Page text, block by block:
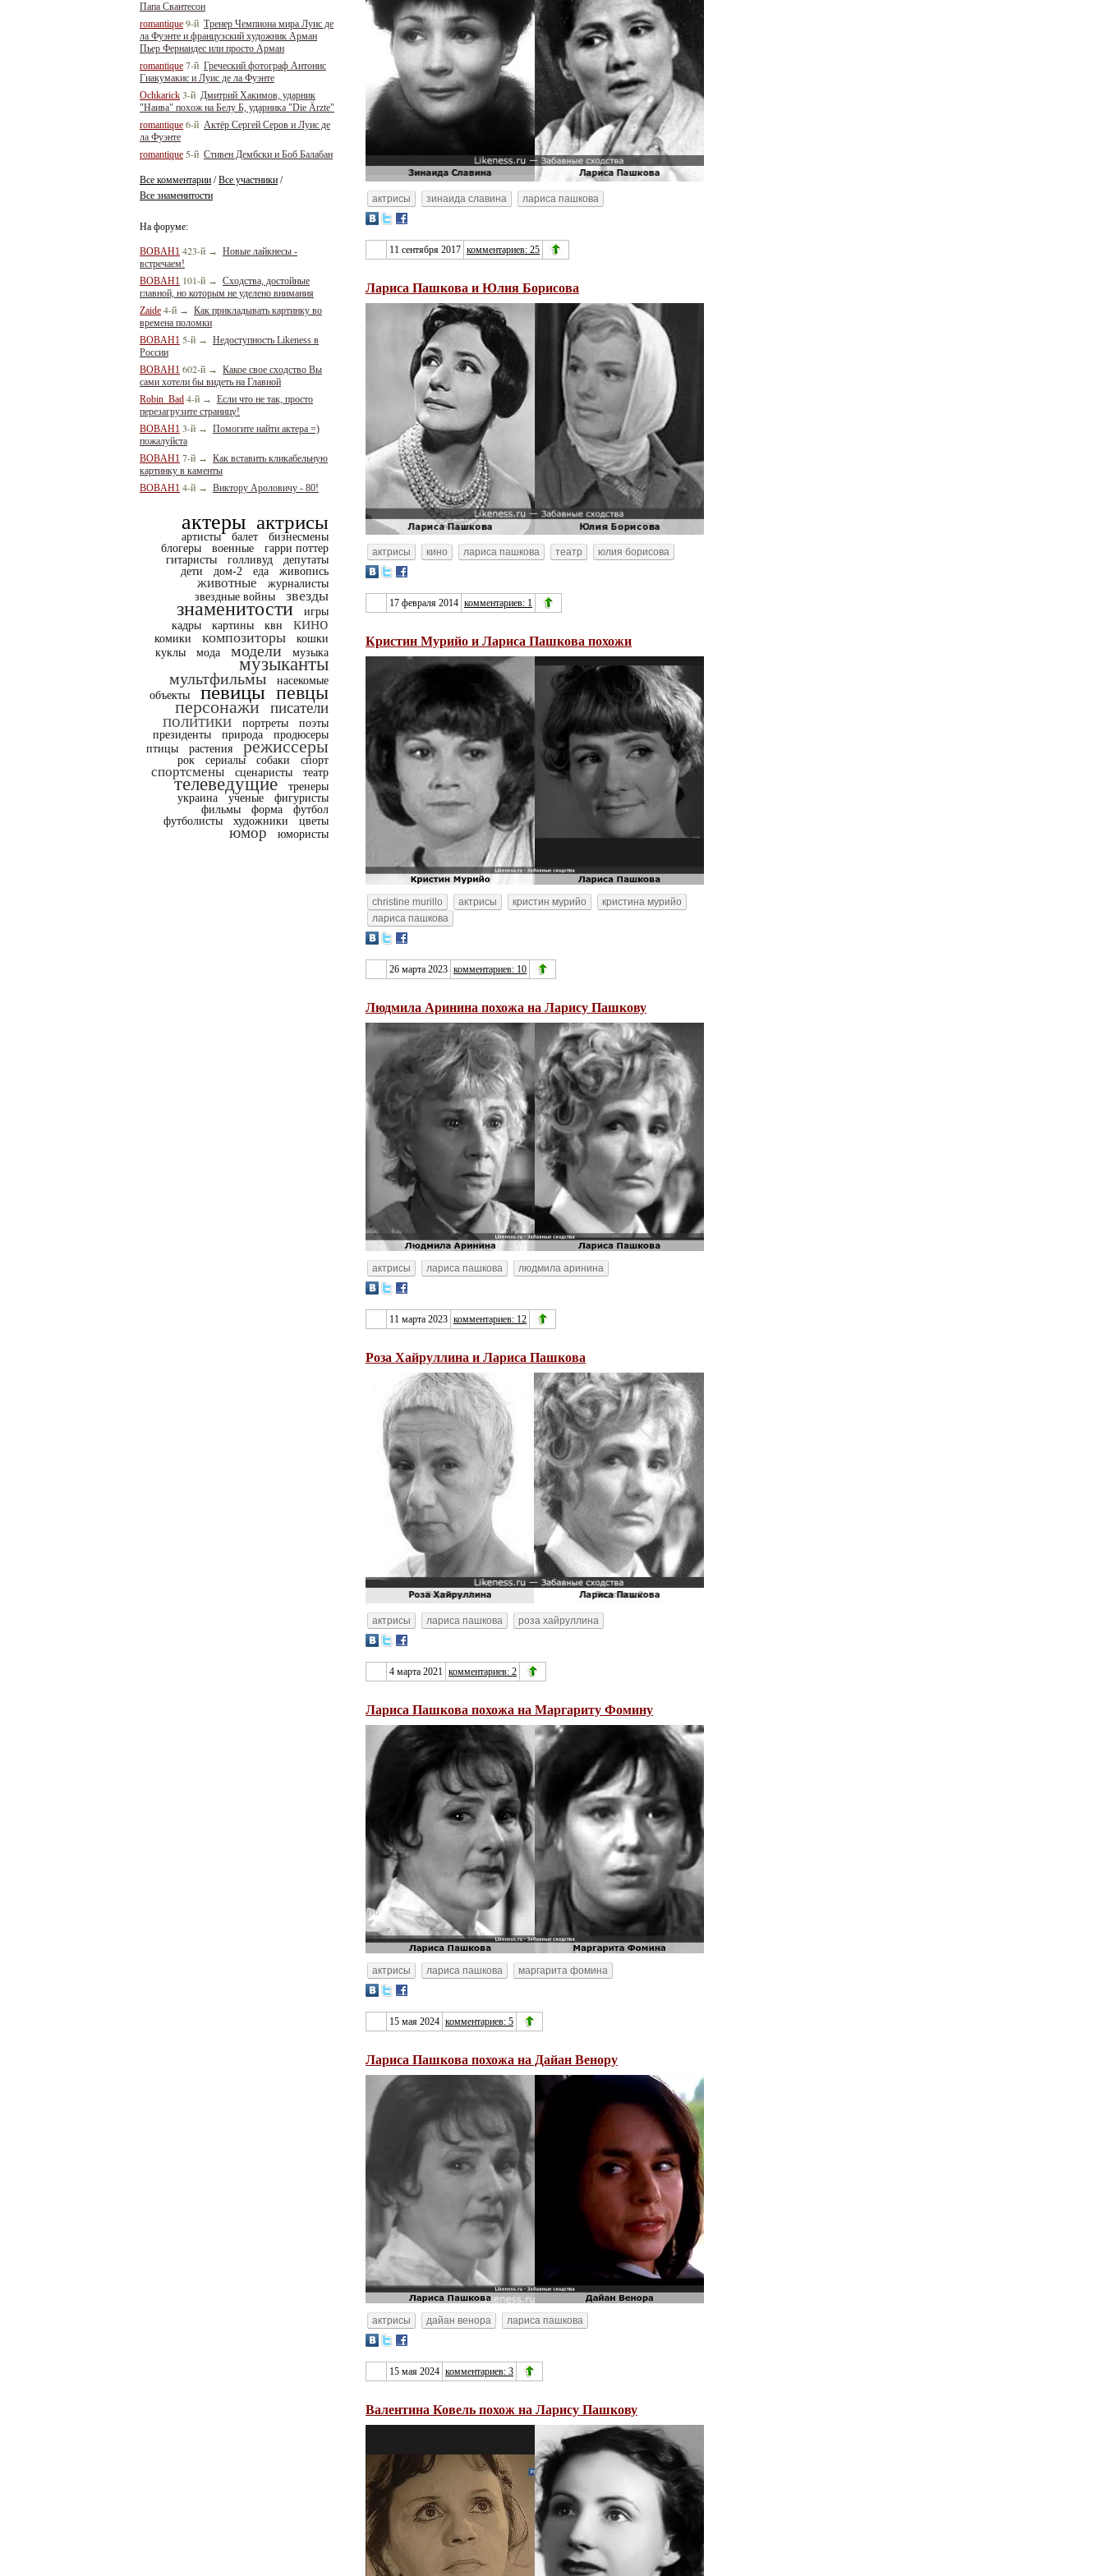
Папа Свантесон
romantique 9-й Тренер Чемпиона мира Луис де
ла Фуэнте и французский художник Арман
Пьер Фернандес или просто Арман
romantique 7-й Греческий фотограф Антонис
Гиакумакис и Луис де ла Фуэнте
Ochkarick 3-й Дмитрий Хакимов, ударник
"Наива" похож на Белу Б, ударника "Die Ärzte"
romantique 6-й Актёр Сергей Серов и Луис де
ла Фуэнте
romantique 5-й Стивен Дембски и Боб Балабан
Все комментарии /Все участники /
Все знаменитости
На форуме:
BOBAH1 423-й → Новые лайкнесы -
встречаем!
BOBAH1 101-й → Сходства, достойные
главной, но которым не уделено внимания
Zaide 4-й → Как прикладывать картинку во
времена поломки
BOBAH1 5-й → Недоступность Likeness в
России
BOBAH1 602-й → Какое свое сходство Вы
сами хотели бы видеть на Главной
Robin_Bad 4-й → Если что не так, просто
перезагрузите страницу!
BOBAH1 3-й → Помогите найти актера =)
пожалуйста
BOBAH1 7-й → Как вставить кликабельную
картинку в каменты
BOBAH1 4-й → Виктору Ароловичу - 80!
актеры актрисы
артисты балет
бизнесмены
блогеры
военные
гарри поттер
гитаристы
голливуд
депутаты
дети
дом-2 еда живопись
животные
журналисты
звездные войны
звезды
знаменитости
игры
кадры
картины квн кино
комики композиторы
кошки
куклы
мода модели музыка
музыканты
мультфильмы
насекомые
объекты
певицы певцы
персонажи писатели
политики портреты
поэты
президенты
природа
продюсеры
птицы
растения режиссеры
рок сериалы собаки спорт
спортсмены сценаристы театр
телеведущие
тренеры
украина
ученые
фигуристы
фильмы
форма
футбол
футболисты
художники цветы
юмор юмористы
актрисы зинаида славина лариса пашкова
11 сентября 2017 комментариев: 25
Лариса Пашкова и Юлия Борисова
актрисы кино лариса пашкова театр юлия борисова
17 февраля 2014 комментариев: 1
Кристин Мурийо и Лариса Пашкова похожи
christine murillo актрисы кристин мурийо
кристина мурийо
лариса пашкова
26 марта 2023 комментариев: 10
Людмила Аринина похожа на Ларису Пашкову
актрисы лариса пашкова людмила аринина
11 марта 2023 комментариев: 12
Роза Хайруллина и Лариса Пашкова
актрисы лариса пашкова роза хайруллина
4 марта 2021 комментариев: 2
Лариса Пашкова похожа на Маргариту Фомину
актрисы лариса пашкова маргарита фомина
15 мая 2024 комментариев: 5
Лариса Пашкова похожа на Дайан Венору
актрисы дайан венора лариса пашкова
15 мая 2024 комментариев: 3
Валентина Ковель похож на Ларису Пашкову